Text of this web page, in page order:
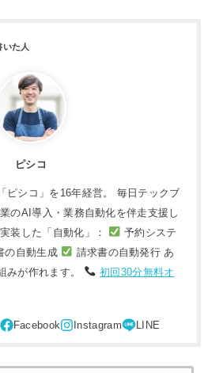
ピシコ
ピシコ」を16年経営。 毎日テックブ
のAI導入・業務自動化を伴走支援し
装した「自動化」：
予約システ
の自動生成
請求書の自動発行 あ
みが作れます。
初回30分無料オ